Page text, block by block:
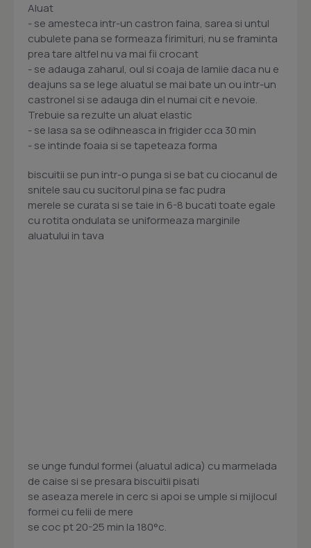
Aluat
- se amesteca intr-un castron faina, sarea si untul
cubulete pana se formeaza firimituri, nu se framinta
prea tare altfel nu va mai fii crocant
- se adauga zaharul, oul si coaja de lamiie daca nu e
deajuns sa se lege aluatul se mai bate un ou intr-un
castronel si se adauga din el numai cit e nevoie.
Trebuie sa rezulte un aluat elastic
- se lasa sa se odihneasca in frigider cca 30 min
- se intinde foaia si se tapeteaza forma
biscuitii se pun intr-o punga si se bat cu ciocanul de
snitele sau cu sucitorul pina se fac pudra
merele se curata si se taie in 6-8 bucati toate egale
cu rotita ondulata se uniformeaza marginile
aluatului in tava
se unge fundul formei (aluatul adica) cu marmelada
de caise si se presara biscuitii pisati
se aseaza merele in cerc si apoi se umple si mijlocul
formei cu felii de mere
se coc pt 20-25 min la 180°c.